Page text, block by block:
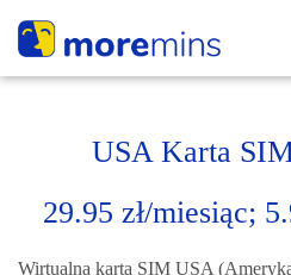
USA Karta
29.95 zł/miesiąc;
Wirtualna karta SIM USA